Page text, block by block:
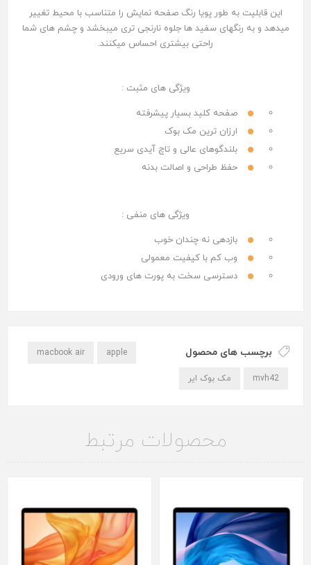
این قابلیت به طور پویا رنگ صفحه نمایش را متناسب با محیط تغییر
میدهد و ‌به رنگهای سفید ها جلوه نارنجی تری میبخشد و چشم های شما
راحتی بیشتری احساس میکنند.
ویژگی های مثبت :
صفحه کلید بسیار پیشرفته
ارزان ترین مک بوک
بلندگوهای عالی و تاچ آیدی سریع
حفظ طراحی و اصالت بدنه
ویژگی های منفی :
بازدهی نه چندان خوب
وب کم با کیفیت معمولی
دسترسی سخت به پورت های ورودی
برچسب های محصول apple
macbook air
mvh42 مک بوک ایر
محصولات مرتبط